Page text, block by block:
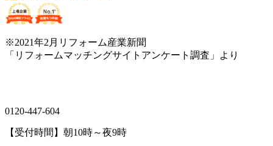
※2021年2月リフォーム産業新聞
「リフォームマッチングサイトアンケート調査」より
0120-447-604
【受付時間】朝10時～夜9時